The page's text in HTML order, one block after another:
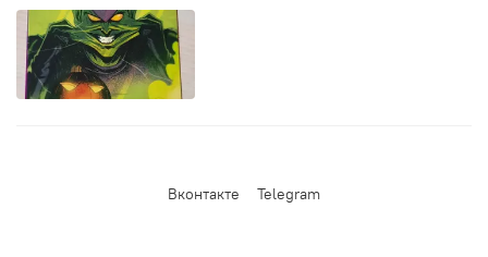
Вконтакте Telegram